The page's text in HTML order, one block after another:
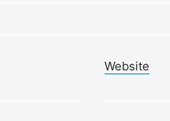
Website